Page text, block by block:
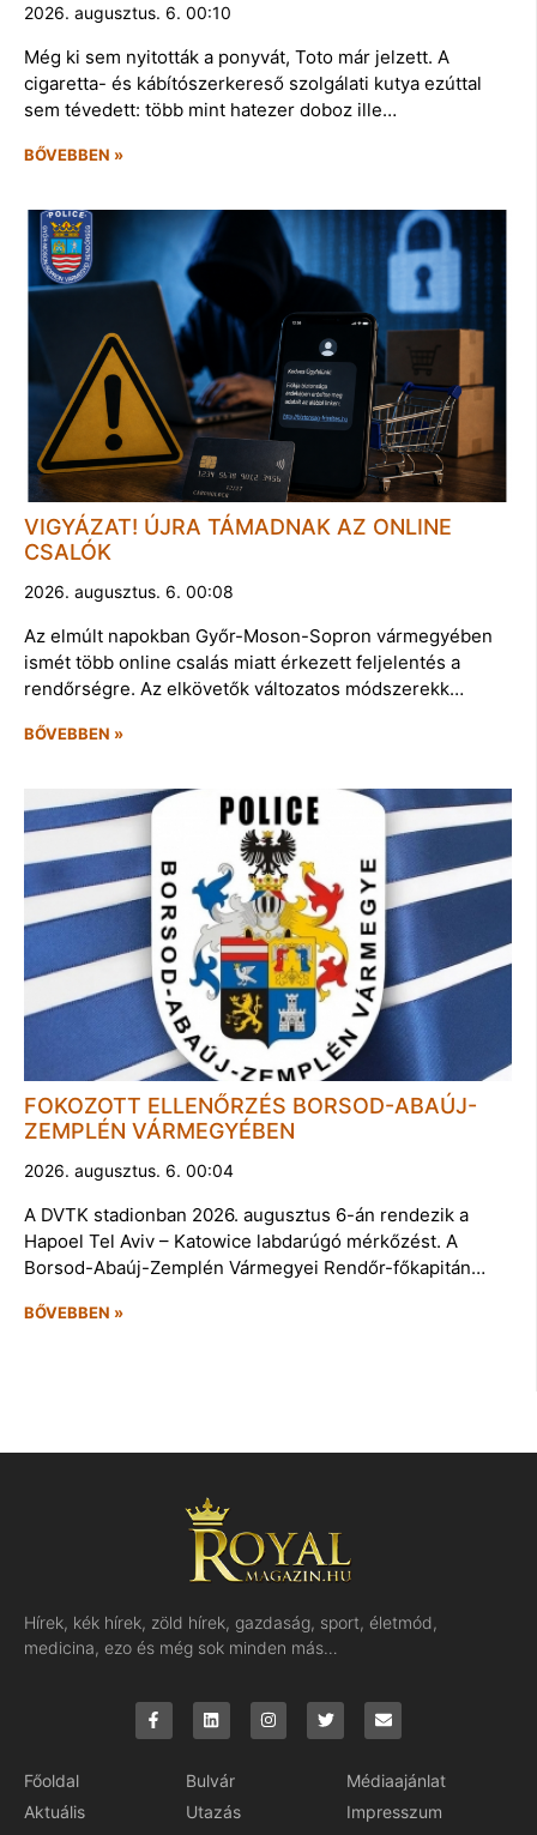
2026. augusztus. 6. 00:10
Még ki sem nyitották a ponyvát, Toto már jelzett. A
cigaretta- és kábítószerkereső szolgálati kutya ezúttal
sem tévedett: több mint hatezer doboz ille…
BŐVEBBEN »
VIGYÁZAT! ÚJRA TÁMADNAK AZ ONLINE
CSALÓK
2026. augusztus. 6. 00:08
Az elmúlt napokban Győr-Moson-Sopron vármegyében
ismét több online csalás miatt érkezett feljelentés a
rendőrségre. Az elkövetők változatos módszerekk…
BŐVEBBEN »
FOKOZOTT ELLENŐRZÉS BORSOD-ABAÚJ-
ZEMPLÉN VÁRMEGYÉBEN
2026. augusztus. 6. 00:04
A DVTK stadionban 2026. augusztus 6-án rendezik a
Hapoel Tel Aviv – Katowice labdarúgó mérkőzést. A
Borsod-Abaúj-Zemplén Vármegyei Rendőr-főkapitán…
BŐVEBBEN »
Hírek, kék hírek, zöld hírek, gazdaság, sport, életmód,
medicina, ezo és még sok minden más…
Főoldal
Aktuális
Bulvár
Utazás
Médiaajánlat
Impresszum